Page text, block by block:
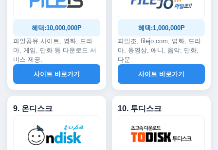
혜택:10,000,000P
파일공유 사이트, 영화, 드라
마, 게임, 만화 등 다운로드 서
비스 제공.
사이트 바로가기
혜택:1,000,000P
파일조, filejo.com, 영화, 드라
마, 동영상, 애니, 음악, 만화,
다운
사이트 바로가기
9. 온디스크 10. 투디스크